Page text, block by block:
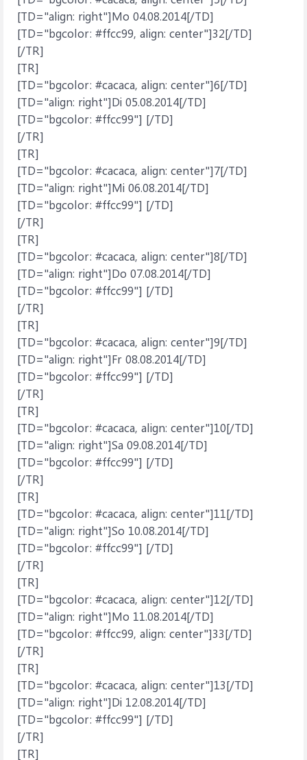
[TD="align: right"]Mo 04.08.2014[/TD]
[TD="bgcolor: #ffcc99, align: center"]32[/TD]
[/TR]
[TR]
[TD="bgcolor: #cacaca, align: center"]6[/TD]
[TD="align: right"]Di 05.08.2014[/TD]
[TD="bgcolor: #ffcc99"] [/TD]
[/TR]
[TR]
[TD="bgcolor: #cacaca, align: center"]7[/TD]
[TD="align: right"]Mi 06.08.2014[/TD]
[TD="bgcolor: #ffcc99"] [/TD]
[/TR]
[TR]
[TD="bgcolor: #cacaca, align: center"]8[/TD]
[TD="align: right"]Do 07.08.2014[/TD]
[TD="bgcolor: #ffcc99"] [/TD]
[/TR]
[TR]
[TD="bgcolor: #cacaca, align: center"]9[/TD]
[TD="align: right"]Fr 08.08.2014[/TD]
[TD="bgcolor: #ffcc99"] [/TD]
[/TR]
[TR]
[TD="bgcolor: #cacaca, align: center"]10[/TD]
[TD="align: right"]Sa 09.08.2014[/TD]
[TD="bgcolor: #ffcc99"] [/TD]
[/TR]
[TR]
[TD="bgcolor: #cacaca, align: center"]11[/TD]
[TD="align: right"]So 10.08.2014[/TD]
[TD="bgcolor: #ffcc99"] [/TD]
[/TR]
[TR]
[TD="bgcolor: #cacaca, align: center"]12[/TD]
[TD="align: right"]Mo 11.08.2014[/TD]
[TD="bgcolor: #ffcc99, align: center"]33[/TD]
[/TR]
[TR]
[TD="bgcolor: #cacaca, align: center"]13[/TD]
[TD="align: right"]Di 12.08.2014[/TD]
[TD="bgcolor: #ffcc99"] [/TD]
[/TR]
[TR]